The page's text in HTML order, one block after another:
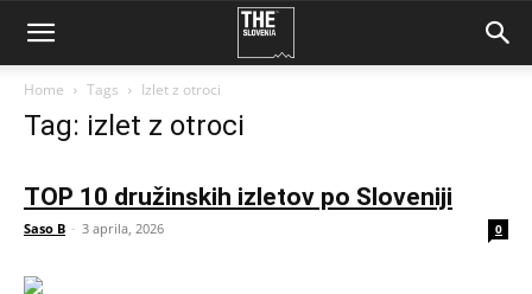
Home Tags Izlet z otroci
Tag: izlet z otroci
TOP 10 družinskih izletov po Sloveniji
Saso B - 3 aprila, 2026 0